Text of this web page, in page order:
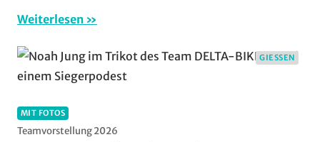
Wieseck
Marburg,
Rundstrecke
Gießen-
Kleinlinden
Weiterlesen
GIESSEN
MIT FOTOS
Teamvorstellung 2026